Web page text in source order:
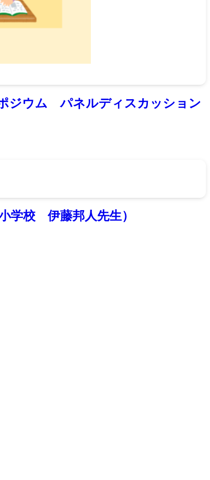
ジウム パネルディスカッション
学校 伊藤邦人先生）